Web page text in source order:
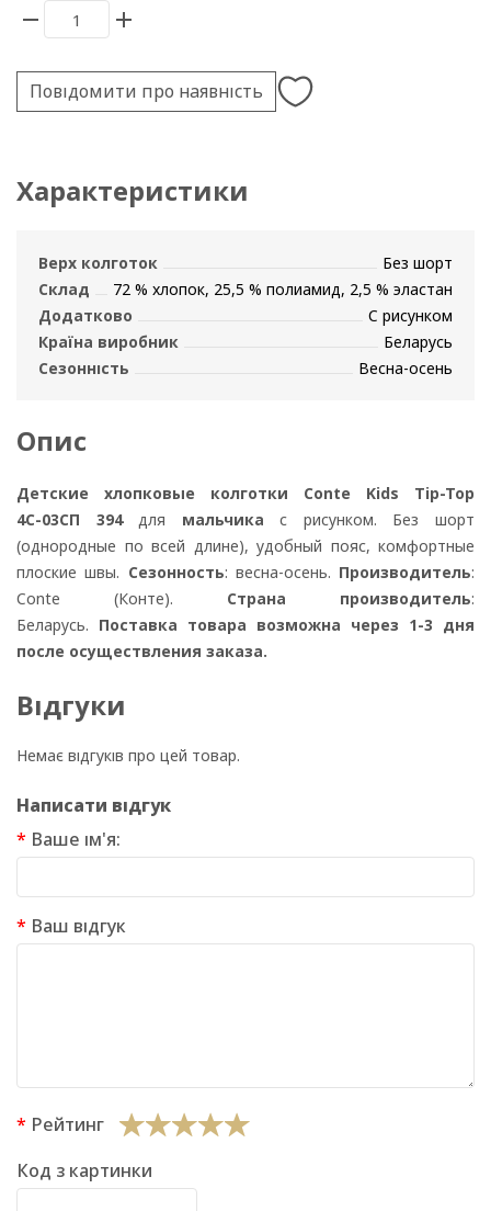
Повідомити про наявність
Характеристики
Верх колготок
Без шорт
Склад
72 % хлопок, 25,5 % полиамид, 2,5 % эластан
Додатково
С рисунком
Країна виробник
Беларусь
Сезонність
Весна-осень
Опис
Детские хлопковые колготки
Conte Kids Tip-Top
4С-03СП 394для мальчикас рисунком. Без шорт
(однородные по всей длине), удобный пояс, комфортные
плоские швы. Сезонность: весна-осень. Производитель:
Conte (Конте). Страна производитель:
Беларусь. Поставка товара возможна через 1-3 дня
после осуществления заказа.
Відгуки
Немає відгуків про цей товар.
Написати відгук
Ваше ім'я:
Ваш відгук
Рейтинг
Код з картинки